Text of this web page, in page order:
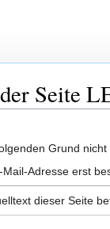
Seite
Grund
Mail-Adresse erst
dieser Seite